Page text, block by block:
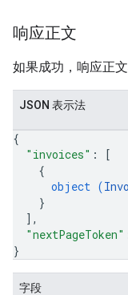
响应正文
如果成功，响应正
JSON 表示法
{
"invoices" :
[
{
object (
}
] ,
"nextPageToken"
}
字段